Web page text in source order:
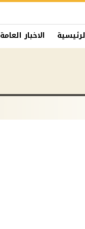
الاخبار العامة